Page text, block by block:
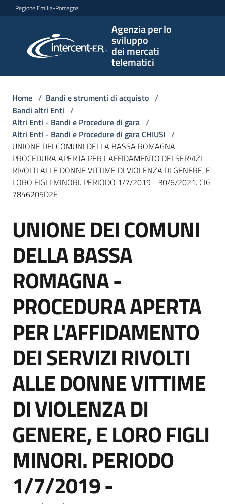
Vai al contenuto
Vai alla navigazione
Vai al footer
Regione Emilia-Romagna
Agenzia per lo
sviluppo
dei mercati
telematici
per lo
sviluppo
telematici
L'Agenzia
Bandi
e
di
acquisto
Supporto
Piattaforme
telematiche
English
site
Seguici
su
Home / Bandi e strumenti di acquisto /
Bandi altri Enti /
Altri Enti - Bandi e Procedure di gara /
Altri Enti - Bandi e Procedure di gara CHIUSI /
UNIONE DEI COMUNI DELLA BASSA ROMAGNA -
PROCEDURA APERTA PER L'AFFIDAMENTO DEI SERVIZI
RIVOLTI ALLE DONNE VITTIME DI VIOLENZA DI GENERE, E
LORO FIGLI MINORI. PERIODO 1/7/2019 - 30/6/2021. CIG
7846205D2F
Salta al contenuto
UNIONE DEI COMUNI
DELLA BASSA
ROMAGNA -
PROCEDURA APERTA
PER L'AFFIDAMENTO
DEI SERVIZI RIVOLTI
ALLE DONNE VITTIME
DI VIOLENZA DI
GENERE, E LORO FIGLI
MINORI. PERIODO
1/7/2019 -